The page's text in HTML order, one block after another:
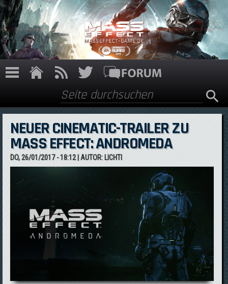
Direkt zum Inhalt
Suchformular
Suche
NEUER CINEMATIC-TRAILER ZU
MASS EFFECT: ANDROMEDA
DO, 26/01/2017 - 18:12| AUTOR: LICHTI